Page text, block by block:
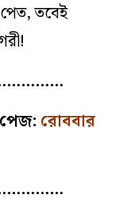
তবেই
রোববার